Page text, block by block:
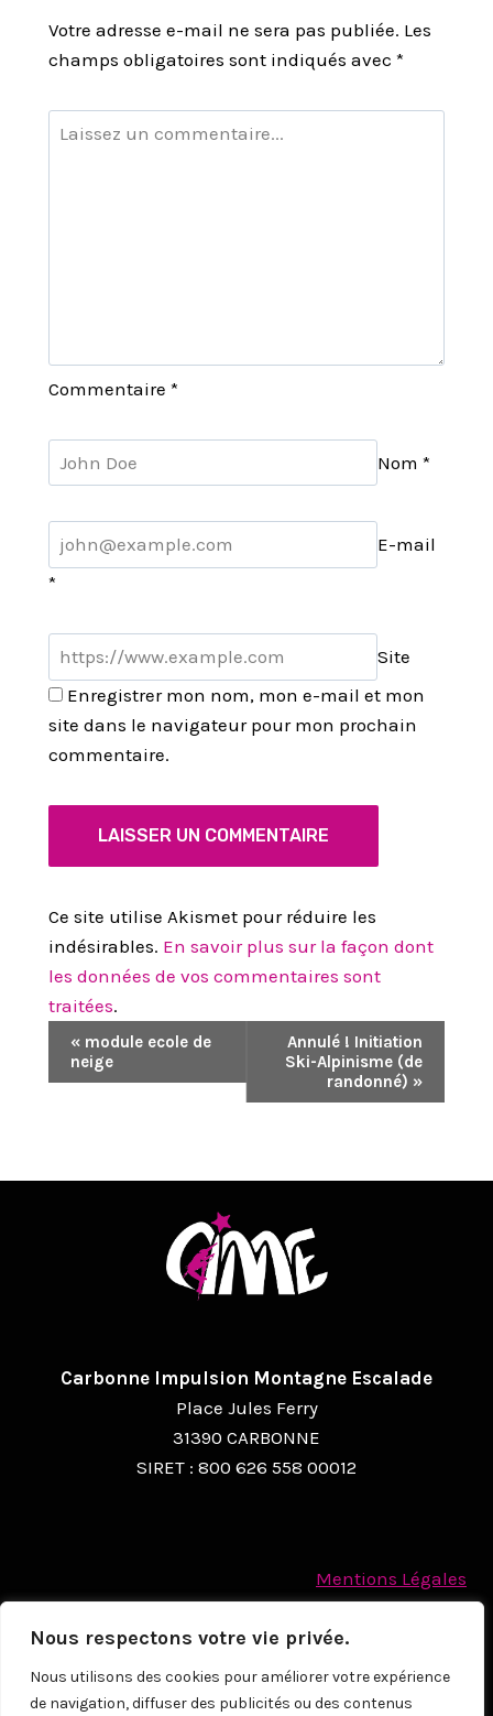
Nous respectons votre vie privée.
Nous utilisons des cookies pour améliorer votre expérience
de navigation, diffuser des publicités ou des contenus
Votre adresse e-mail ne sera pas publiée. Les
champs obligatoires sont indiqués avec *
Commentaire *
Nom *
E-mail
*
Site
Enregistrer mon nom, mon e-mail et mon
site dans le navigateur pour mon prochain
commentaire.
Ce site utilise Akismet pour réduire les
indésirables. En savoir plus sur la façon dont
les données de vos commentaires sont
traitées.
A
E
M
E
« module ecole de
neige
Annulé ! Initiation
Ski-Alpinisme (de
randonné) »
Carbonne Impulsion Montagne Escalade
Place Jules Ferry
31390 CARBONNE
SIRET : 800 626 558 00012
Mentions Légales
Politique des cookies
Protection des Données à caractère personnel